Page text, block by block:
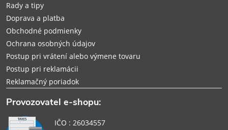
e
Rady a tipy
Doprava a platba
Obchodné podmienky
Ochrana osobných údajov
Postup pri vrátení alebo výmene tovaru
Postup pri reklamácii
Reklamačný poriadok
Provozovatel e-shopu:
IČO : 26034557